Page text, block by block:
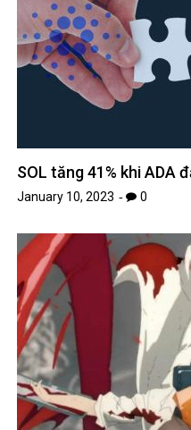
SOL tăng 41% khi ADA
January 10, 2023 0